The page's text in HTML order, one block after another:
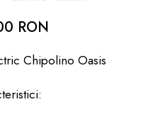
RON
Chipolino Oasis